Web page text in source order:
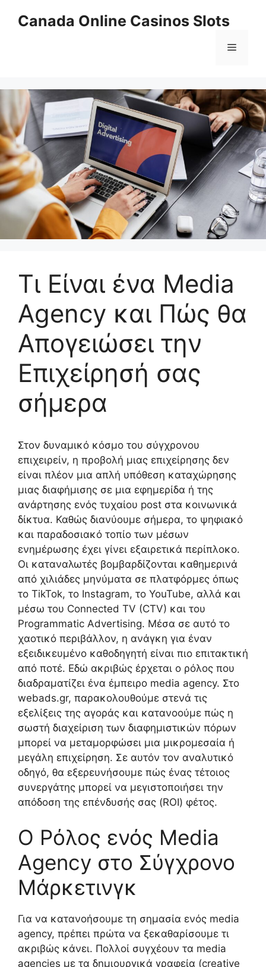
Canada Online Casinos Slots
Menu
Τι Είναι ένα Media
Agency και Πώς θα
Απογειώσει την
Επιχείρησή σας
σήμερα
Στον δυναμικό κόσμο του σύγχρονου
επιχειρείν, η προβολή μιας επιχείρησης δεν
είναι πλέον μια απλή υπόθεση καταχώρησης
μιας διαφήμισης σε μια εφημερίδα ή της
ανάρτησης ενός τυχαίου post στα κοινωνικά
δίκτυα. Καθώς διανύουμε σήμερα, το ψηφιακό
και παραδοσιακό τοπίο των μέσων
ενημέρωσης έχει γίνει εξαιρετικά περίπλοκο.
Οι καταναλωτές βομβαρδίζονται καθημερινά
από χιλιάδες μηνύματα σε πλατφόρμες όπως
το TikTok, το Instagram, το YouTube, αλλά και
μέσω του Connected TV (CTV) και του
Programmatic Advertising. Μέσα σε αυτό το
χαοτικό περιβάλλον, η ανάγκη για έναν
εξειδικευμένο καθοδηγητή είναι πιο επιτακτική
από ποτέ. Εδώ ακριβώς έρχεται ο ρόλος που
διαδραματίζει ένα έμπειρο media agency. Στο
webads.gr, παρακολουθούμε στενά τις
εξελίξεις της αγοράς και κατανοούμε πώς η
σωστή διαχείριση των διαφημιστικών πόρων
μπορεί να μεταμορφώσει μια μικρομεσαία ή
μεγάλη επιχείρηση. Σε αυτόν τον αναλυτικό
οδηγό, θα εξερευνήσουμε πώς ένας τέτοιος
συνεργάτης μπορεί να μεγιστοποιήσει την
απόδοση της επένδυσής σας (ROI) φέτος.
Ο Ρόλος ενός Media
Agency στο Σύγχρονο
Μάρκετινγκ
Για να κατανοήσουμε τη σημασία ενός media
agency, πρέπει πρώτα να ξεκαθαρίσουμε τι
ακριβώς κάνει. Πολλοί συγχέουν τα media
agencies με τα δημιουργικά γραφεία (creative